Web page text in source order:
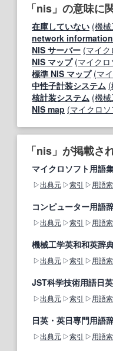
「nis」の意味に
在庫していない (機
network
NIS サーバー (マイ
NIS マップ (マイク
標準 NIS マップ (マ
中性子計装システム
核計装システム (機
NIS map (マイクロ
「nis」が掲載さ
マイクロソフト用語
出典元 索引 用語
コンピューター用語
出典元 索引 用語
機械工学英和和英辞
出典元 索引 用語
JST科学技術用語日
出典元 索引 用語
日英・英日専門用語
出典元 索引 用語